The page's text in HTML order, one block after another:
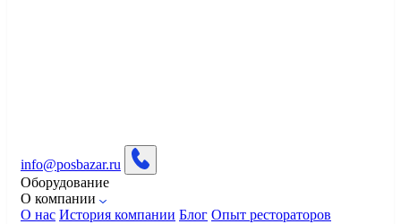
info@posbazar.ru
Оборудование
О компании
О нас История компании Блог Опыт рестораторов